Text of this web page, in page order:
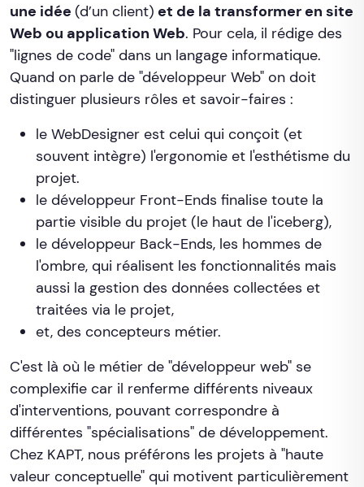
une idée (d’un client) et de la transformer en site
Web ou application Web. Pour cela, il rédige des
"lignes de code" dans un langage informatique.
Quand on parle de "développeur Web" on doit
distinguer plusieurs rôles et savoir-faires :
le WebDesigner est celui qui conçoit (et
souvent intègre) l'ergonomie et l'esthétisme du
projet.
le développeur Front-Ends finalise toute la
partie visible du projet (le haut de l'iceberg),
le développeur Back-Ends, les hommes de
l'ombre, qui réalisent les fonctionnalités mais
aussi la gestion des données collectées et
traitées via le projet,
et, des concepteurs métier.
C'est là où le métier de "développeur web" se
complexifie car il renferme différents niveaux
d'interventions, pouvant correspondre à
différentes "spécialisations" de développement.
Chez KAPT, nous préférons les projets à "haute
valeur conceptuelle" qui motivent particulièrement